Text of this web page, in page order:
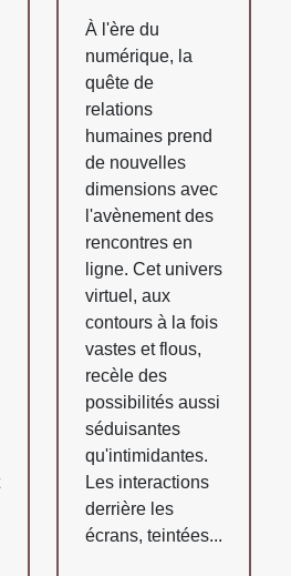
À l'ère du
numérique, la
quête de
relations
humaines prend
de nouvelles
dimensions avec
l'avènement des
rencontres en
ligne. Cet univers
virtuel, aux
contours à la fois
vastes et flous,
recèle des
possibilités aussi
séduisantes
qu'intimidantes.
Les interactions
derrière les
écrans, teintées...